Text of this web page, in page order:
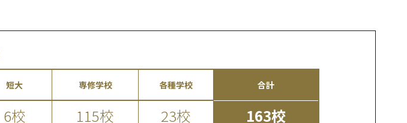
短大 専修学校 各種学校 合計
6校 115校 23校 163校